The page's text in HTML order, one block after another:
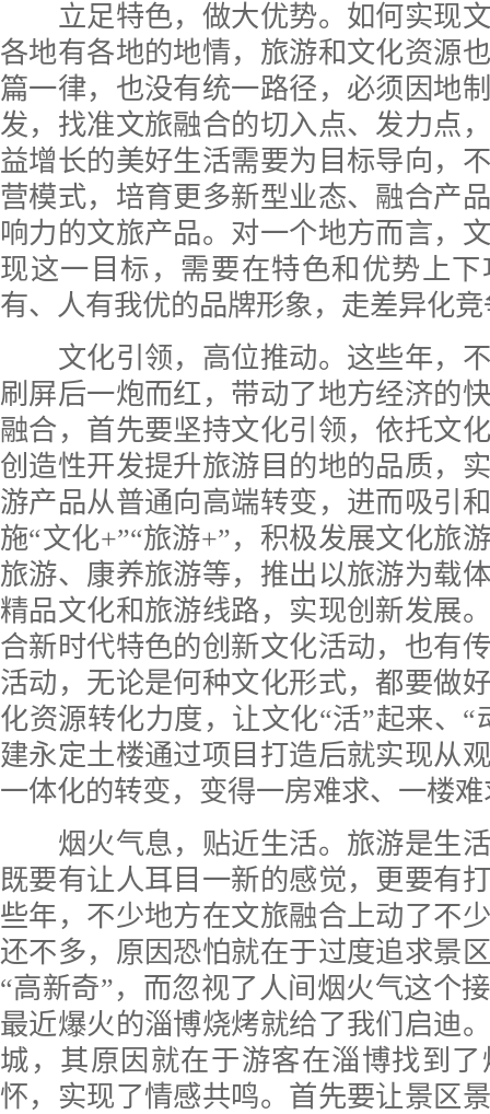
立足特色，做大优势。如何实现文
各地有各地的地情，旅游和文化资源
篇一律，也没有统一路径，必须因地
发，找准文旅融合的切入点、发力点
益增长的美好生活需要为目标导向，
营模式，培育更多新型业态、融合产
响力的文旅产品。对一个地方而言，
现这一目标，需要在特色和优势上
有、人有我优的品牌形象，走差异化
文化引领，高位推动。这些年，不
刷屏后一炮而红，带动了地方经济的
融合，首先要坚持文化引领，依托文
创造性开发提升旅游目的地的品质，
游产品从普通向高端转变，进而吸引
施“文化+”“旅游+”，积极发展文化旅
旅游、康养旅游等，推出以旅游为载
精品文化和旅游线路，实现创新发展
合新时代特色的创新文化活动，也有
活动，无论是何种文化形式，都要做
化资源转化力度，让文化“活”起来、“
建永定土楼通过项目打造后就实现从
一体化的转变，变得一房难求、一楼
烟火气息，贴近生活。旅游是生活
既要有让人耳目一新的感觉，更要有
些年，不少地方在文旅融合上动了不
还不多，原因恐怕就在于过度追求景
“高新奇”，而忽视了人间烟火气这个
最近爆火的淄博烧烤就给了我们启迪
城，其原因就在于游客在淄博找到
怀，实现了情感共鸣。首先要让景区